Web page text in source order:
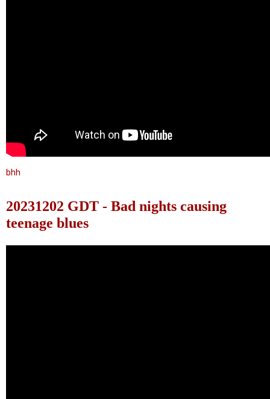
bhh
20231202 GDT - Bad nights causing
teenage blues